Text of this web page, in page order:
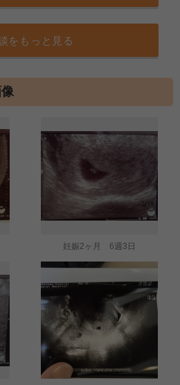
をもっと見る
妊娠2ヶ月 6週3日